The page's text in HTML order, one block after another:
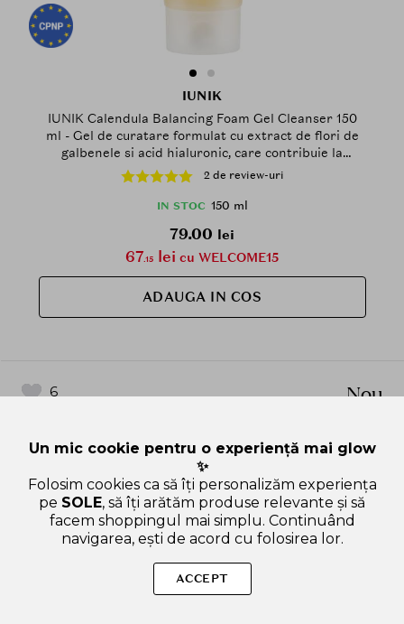
IUNIK
IUNIK Calendula Balancing Foam Gel Cleanser 150
ml - Gel de curatare formulat cu extract de flori de
galbenele si acid hialuronic, care contribuie la
indepartarea impuritatilor, excesului de sebum,
urmelor de protectie solara si machiajului si la
metinerea echilibrului natural al pielii si a nivelului
2 de review-uri
IN STOC 150 ml
79.00 lei
67.15 lei cu WELCOME15
ADAUGA IN COS
6 Nou
Un mic cookie pentru o experiență mai glow
✨
Folosim cookies ca să îți personalizăm experiența
pe SOLE, să îți arătăm produse relevante și să
facem shoppingul mai simplu. Continuând
navigarea, ești de acord cu folosirea lor.
ACCEPT